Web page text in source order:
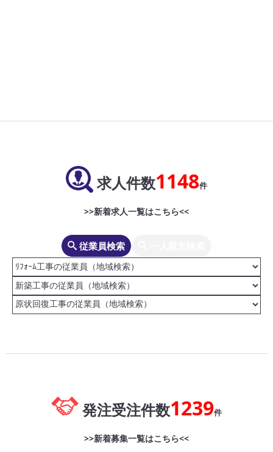
求人件数1148件
>>新着求人一覧はこちら<<
従業員検索
発注受注件数1239件
>>新着募集一覧はこちら<<